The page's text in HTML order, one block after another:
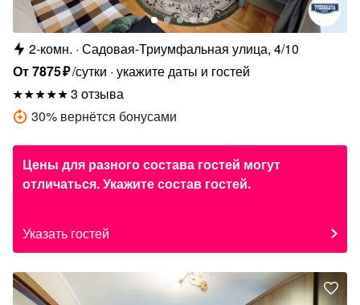
2-комн. Садовая-Триумфальная улица, 4/10
От7875₽/сутки укажите даты и гостей
3 отзыва
30% вернётся бонусами
Цены для разного состава гостей могут
отличаться. Укажите состав гостей.
Указать гостей